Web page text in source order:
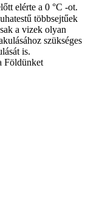
elérte a 0 °C -ot.
többsejtűek
a vizek olyan
szükséges
is.
Földünket